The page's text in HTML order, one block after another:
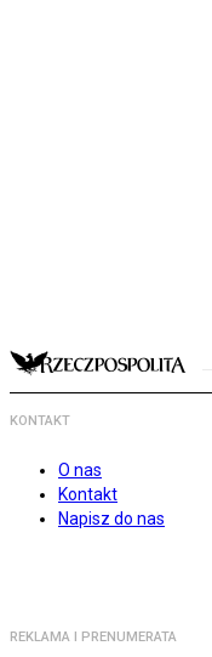
KONTAKT
O nas
Kontakt
Napisz do nas
REKLAMA I PRENUMERATA